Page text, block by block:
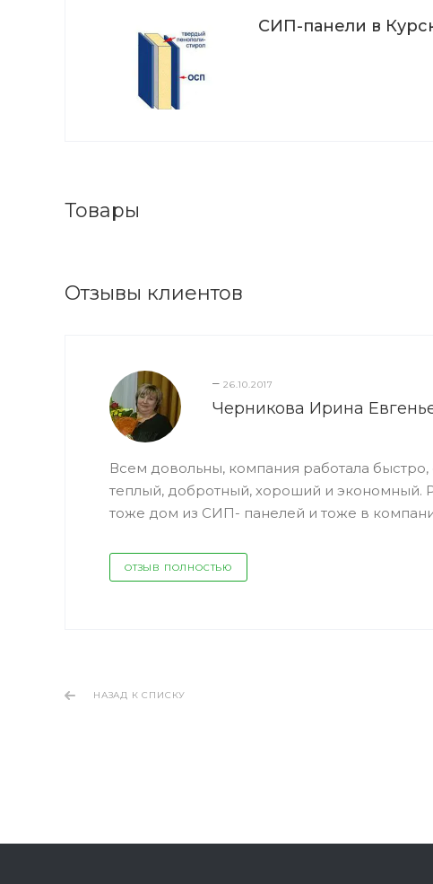
СИП-панели в
Товары
Отзывы клиентов
– 26.10.2017
Черникова Ирина
Всем довольны, компания работала
теплый, добротный, хороший и экономный.
тоже дом из СИП- панелей и тоже в
ОТЗЫВ ПОЛНОСТЬЮ
НАЗАД К СПИСКУ